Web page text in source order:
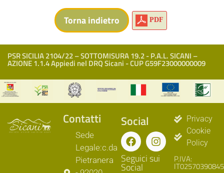
PDF
PSR SICILIA 2104/22 – SOTTOMISURA 19.2 - P.A.L. SICANI –
AZIONE 1.1.4 Appiedi nel DRQ Sicani - CUP G59F23000000009
Contatti
Sede
Legale:c.da
Pietranera
Social
Seguici sui
Social
Privacy
Cookie
Policy
P.IVA:
IT02570390845